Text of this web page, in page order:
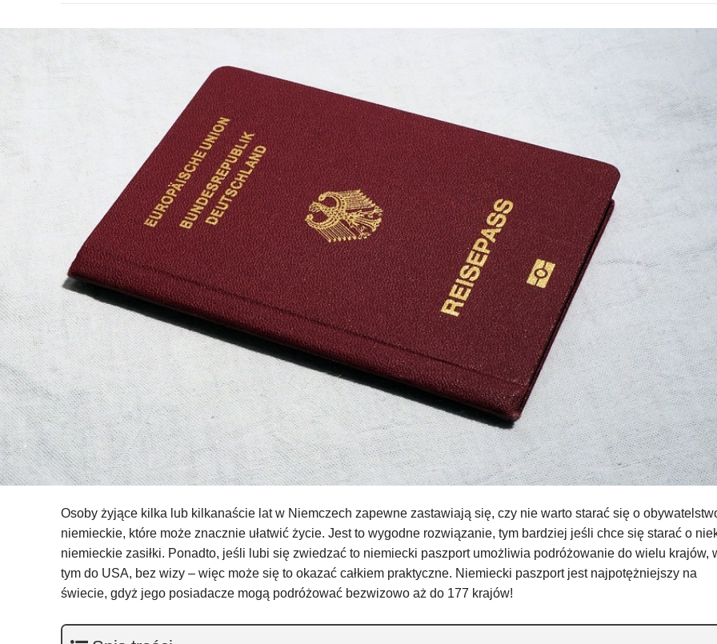
Osoby żyjące kilka lub kilkanaście lat w Niemczech zapewne zastawiają się, czy nie warto starać się o
niemieckie, które może znacznie ułatwić życie. Jest to wygodne rozwiązanie, tym bardziej jeśli chce się starać o
niemieckie zasiłki. Ponadto, jeśli lubi się zwiedzać to niemiecki paszport umożliwia podróżowanie do wielu krajów,
tym do USA, bez wizy – więc może się to okazać całkiem praktyczne. Niemiecki paszport jest najpotężniejszy na
świecie, gdyż jego posiadacze mogą podróżować bezwizowo aż do 177 krajów!